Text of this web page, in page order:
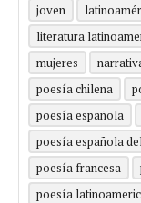
joven
literatura
mujeres
poesía chilena
poesía española
poesía española
poesía francesa
poesía